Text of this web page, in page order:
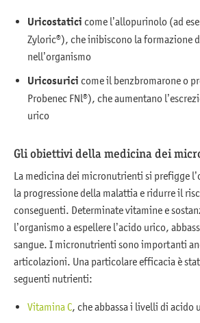
Uricostatici come l’allopurinolo (ad
Zyloric®), che inibiscono la formazione
nell’organismo
Uricosurici come il benzbromarone o
Probenec FNl®), che aumentano
urico
Gli obiettivi della medicina dei
La medicina dei micronutrienti si prefigge
la progressione della malattia e ridurre il
conseguenti. Determinate vitamine e
l’organismo a espellere l’acido urico,
sangue. I micronutrienti sono importanti
articolazioni. Una particolare efficacia è
seguenti nutrienti:
Vitamina C , che abbassa i livelli di acido